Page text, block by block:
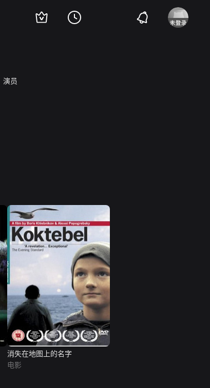
演员
消失在地图上的名字
电影